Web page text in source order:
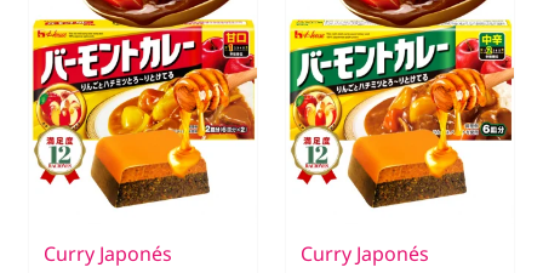
Curry Japonés
Curry Japonés